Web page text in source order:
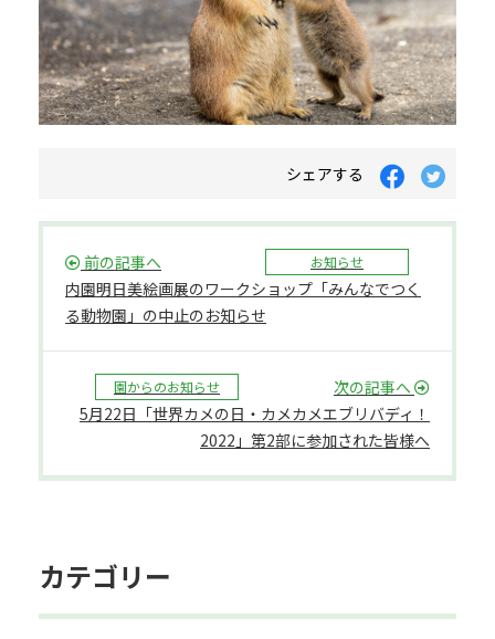
シェアする
前の記事へ お知らせ
内園明日美絵画展のワークショップ「みんなでつく
る動物園」の中止のお知らせ
園からのお知らせ
次の記事へ
5月22日「世界カメの日・カメカメエブリバディ！
2022」第2部に参加された皆様へ
カテゴリー